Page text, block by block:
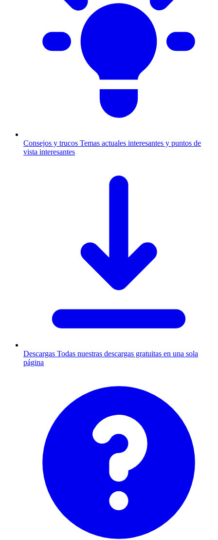
Consejos y trucos Temas actuales interesantes y puntos de
vista interesantes
Descargas Todas nuestras descargas gratuitas en una sola
página